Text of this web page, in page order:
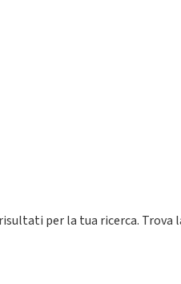
per la tua ricerca. Trova